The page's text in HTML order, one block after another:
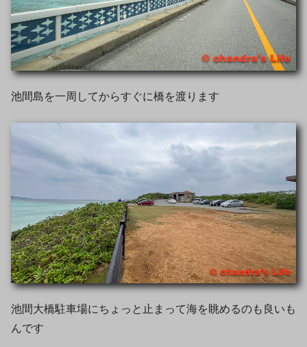
池間島を一周してからすぐに橋を渡ります
池間大橋駐車場にちょっと止まって海を眺めるのも良いも
んです